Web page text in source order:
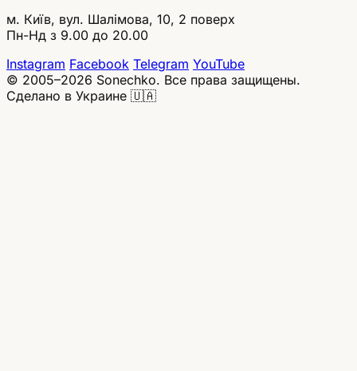
м. Київ, вул. Шалімова, 10, 2 поверх
Пн-Нд з 9.00 до 20.00
Instagram Facebook Telegram YouTube
© 2005–2026 Sonechko. Все права защищены.
Сделано в Украине 🇺🇦